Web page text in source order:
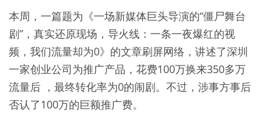
本周，一篇题为《一场新媒体巨头导演的“僵尸舞台
剧”，真实还原现场，导火线：一条一夜爆红的视
频，我们流量却为0》的文章刷屏网络，讲述了深圳
一家创业公司为推广产品，花费100万换来350多万
流量后 ，最终转化率为0的闹剧。不过，涉事方事后
否认了100万的巨额推广费。